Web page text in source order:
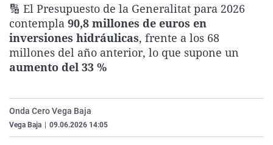
🔢 El Presupuesto de la Generalitat para 2026
contempla 90,8 millones de euros en
inversiones hidráulicas, frente a los 68
millones del año anterior, lo que supone un
aumento del 33 %
Onda Cero Vega Baja
Vega Baja 09.06.2026 14:05